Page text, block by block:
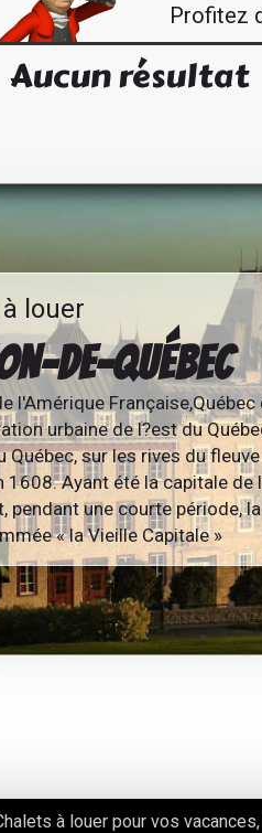
Profitez
Aucun résultat
louer
DE-QUÉBEC
l'Amérique
urbaine de l?est du
Québec, sur les rives du
1608. Ayant été la capitale de
pendant une courte période,
« la Vieille Capitale »
à louer pour vos